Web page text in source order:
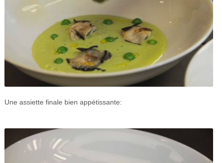
Une assiette finale bien appétissante: